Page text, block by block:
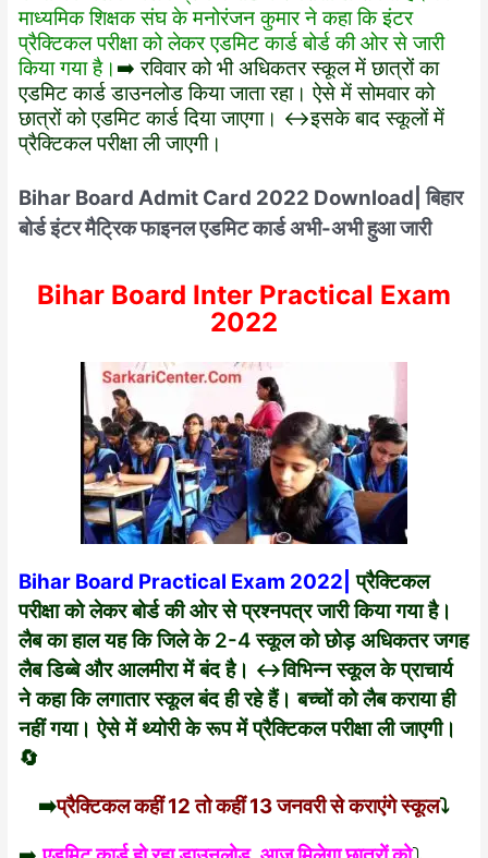
माध्यमिक शिक्षक संघ के मनोरंजन कुमार ने कहा कि इंटर
प्रैक्टिकल परीक्षा को लेकर एडमिट कार्ड बोर्ड की ओर से जारी
किया गया है। ➡️ रविवार को भी अधिकतर स्कूल में छात्रों का
एडमिट कार्ड डाउनलोड किया जाता रहा। ऐसे में सोमवार को
छात्रों को एडमिट कार्ड दिया जाएगा। ↔️इसके बाद स्कूलों में
प्रैक्टिकल परीक्षा ली जाएगी।
Bihar Board Admit Card 2022 Download| बिहार
बोर्ड इंटर मैट्रिक फाइनल एडमिट कार्ड अभी-अभी हुआ जारी
Bihar Board Inter Practical Exam
2022
Bihar Board Practical Exam 2022| प्रैक्टिकल
परीक्षा को लेकर बोर्ड की ओर से प्रश्नपत्र जारी किया गया है।
लैब का हाल यह कि जिले के 2-4 स्कूल को छोड़ अधिकतर जगह
लैब डिब्बे और आलमीरा में बंद है। ↔️विभिन्न स्कूल के प्राचार्य
ने कहा कि लगातार स्कूल बंद ही रहे हैं। बच्चों को लैब कराया ही
नहीं गया। ऐसे में थ्योरी के रूप में प्रैक्टिकल परीक्षा ली जाएगी।
🔄
➡️प्रैक्टिकल कहीं 12 तो कहीं 13 जनवरी से कराएंगे स्कूल⤵️